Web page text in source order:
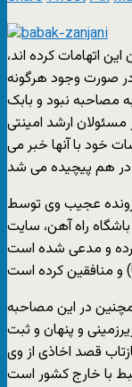
این اتهامات کرده اند،
صورت وجود هرگونه
مصاحبه نبود و بابک
مسئولان ارشد امینتی
خود با آنها خبر می
در هم پیچیده می شد
پرونده عجیب وی توسط
راه آهن، سایت
کرده و مدعی شده است
در این مصاحبه
و پنهان و ثبت
قصد اخاذی از وی